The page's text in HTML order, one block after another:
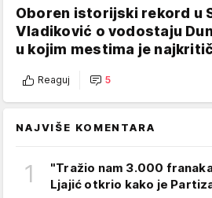
Oboren istorijski rekord u
Vladiković o vodostaju
u kojim mestima je
Reaguj 5
NAJVIŠE KOMENTARA
1
"Tražio nam 3.000
Ljajić otkrio kako je